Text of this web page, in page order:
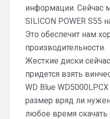
информации. Сейчас
SILICON POWER S55
Это обеспечит нам
производительности.
Жесткие диски
придется взять
WD Blue
размер вряд ли
любое время скачать